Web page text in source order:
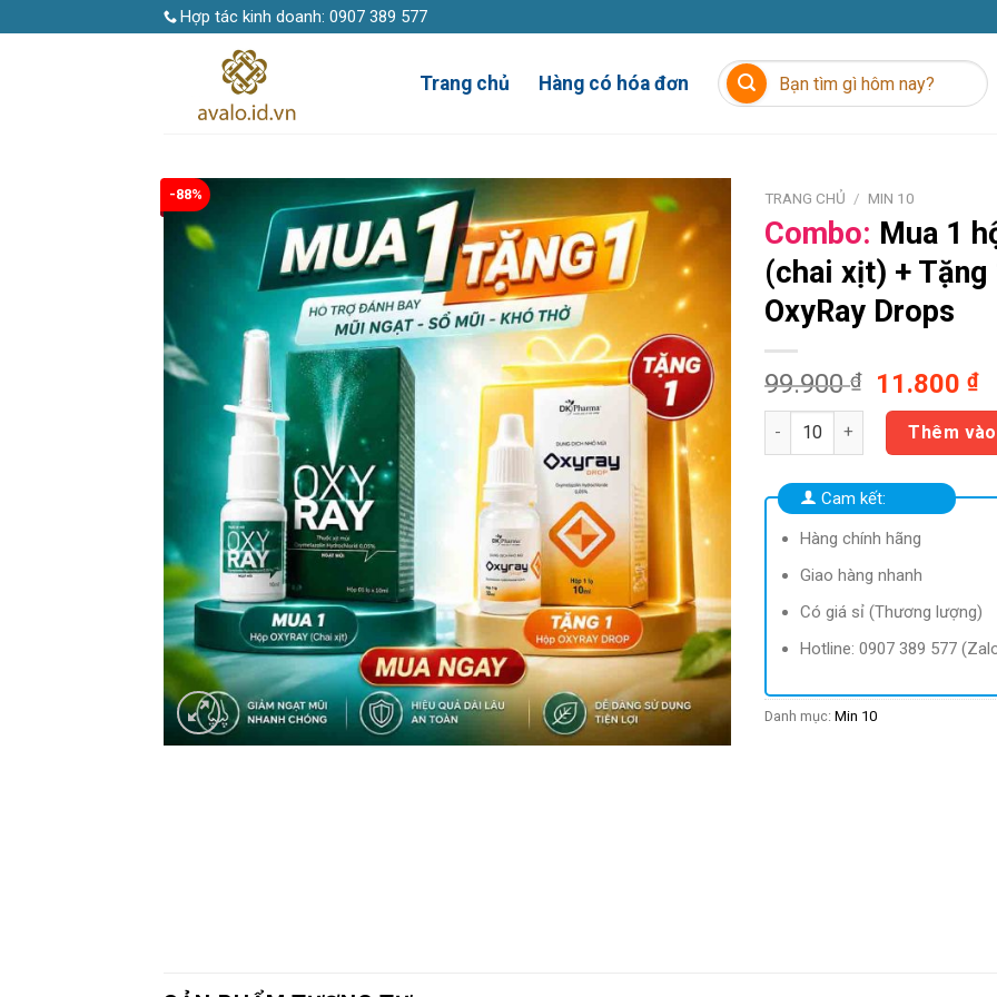
to
Hợp tác kinh doanh: 0907 389 577
Trang chủ Hàng có hóa đơn
Tìm
kiếm:
-88% TRANG CHỦ / MIN 10
Combo: Mua 1
(chai xịt) + Tặng
OxyRay Drops
99.900₫
Giá
gốc
99.900 ₫.
11.800₫
Combo: Mua 1 hộp OxyRay
Thêm
Cam kết:
Hàng chính hãng
Giao hàng nhanh
Có giá sỉ (Thương lượng)
Hotline: 0907 389 577
Danh mục: Min 10